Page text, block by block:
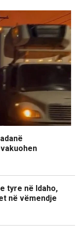
tyre në Idaho,
në vëmendje